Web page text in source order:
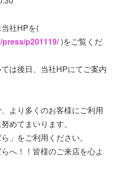
社HPを(
p201119/)をご覧くだ
は後日、当社HPにてご案内
より多くのお客様にご利用
めてまいります。
」をご利用ください。
へ！！皆様のご来店を心よ